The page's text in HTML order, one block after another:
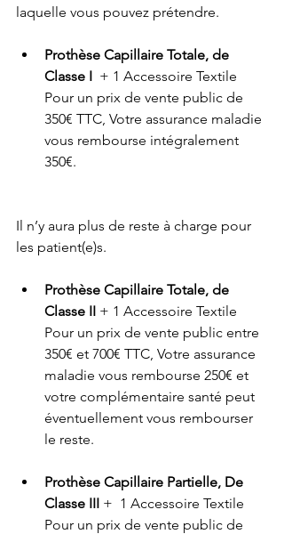
laquelle vous pouvez prétendre.
Prothèse Capillaire Totale, de
Classe I
  + 1 Accessoire Textile
Pour un prix de vente public de
350€ TTC, Votre assurance maladie
vous rembourse intégralement
350€.
Il n’y aura plus de reste à charge pour
les patient(e)s.
Prothèse Capillaire Totale, de
Classe II + 1 Accessoire Textile
Pour un prix de vente public entre
350€ et 700€ TTC, Votre assurance
maladie vous rembourse 250€ et
votre complémentaire santé peut
éventuellement vous rembourser
le reste.
Prothèse Capillaire Partielle, De
Classe III +  1 Accessoire Textile
Pour un prix de vente public de